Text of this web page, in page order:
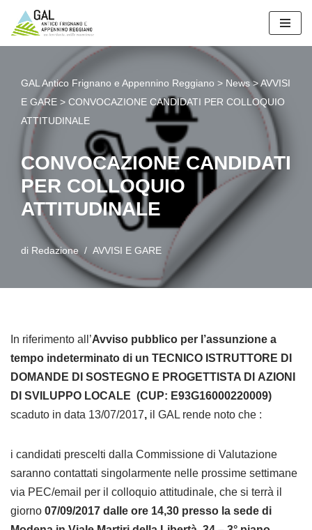
Vai
GAL Antico Frignano e Appennino Reggiano > News>AVVISI
E GARE > CONVOCAZIONE CANDIDATI PER COLLOQUIO
ATTITUDINALE
CONVOCAZIONE CANDIDATI
PER COLLOQUIO
ATTITUDINALE
di Redazione AVVISI E GARE
In riferimento all’Avviso pubblico per l’assunzione a
tempo indeterminato di un TECNICO ISTRUTTORE DI
DOMANDE DI SOSTEGNO E PROGETTISTA DI AZIONI
DI SVILUPPO LOCALE (CUP: E93G16000220009)
scaduto in data 13/07/2017, il GAL rende noto che :
i candidati prescelti dalla Commissione di Valutazione
saranno contattati singolarmente nelle prossime settimane
via PEC/email per il colloquio attitudinale, che si terrà il
giorno 07/09/2017 dalle ore 14,30 presso la sede di